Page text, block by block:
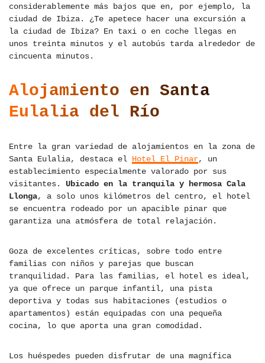
considerablemente más bajos que en, por ejemplo, la
ciudad de Ibiza. ¿Te apetece hacer una excursión a
la ciudad de Ibiza? En taxi o en coche llegas en
unos treinta minutos y el autobús tarda alrededor de
cincuenta minutos.
Alojamiento en Santa
Eulalia del Río
Entre la gran variedad de alojamientos en la zona de
Santa Eulalia, destaca el Hotel El Pinar, un
establecimiento especialmente valorado por sus
visitantes. Ubicado en la tranquila y hermosa Cala
Llonga, a solo unos kilómetros del centro, el hotel
se encuentra rodeado por un apacible pinar que
garantiza una atmósfera de total relajación.
Goza de excelentes críticas, sobre todo entre
familias con niños y parejas que buscan
tranquilidad. Para las familias, el hotel es ideal,
ya que ofrece un parque infantil, una pista
deportiva y todas sus habitaciones (estudios o
apartamentos) están equipadas con una pequeña
cocina, lo que aporta una gran comodidad.
Los huéspedes pueden disfrutar de una magnífica